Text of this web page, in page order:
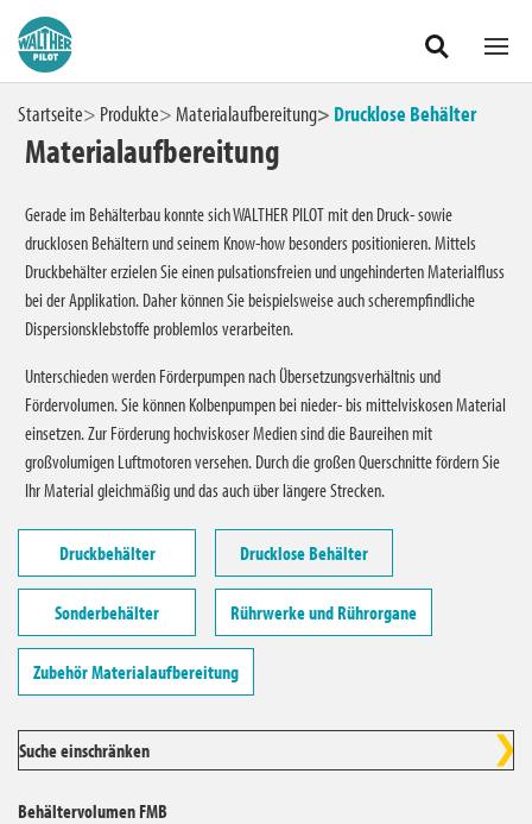
Zum Hauptinhalt springen
Heimwerker
Materialaufbereitung
Druckbehälter
Drucklose Behälter
Sonderbehälter
Rührwerke und Rührorgane
Zubehör Materialaufbereitung
Deutschland
Startseite Produkte Materialaufbereitung Drucklose Behälter
Materialaufbereitung
Gerade im Behälterbau konnte sich WALTHER PILOT mit den Druck- sowie
drucklosen Behältern und seinem Know-how besonders positionieren. Mittels
Druckbehälter erzielen Sie einen pulsationsfreien und ungehinderten Materialfluss
bei der Applikation. Daher können Sie beispielsweise auch scherempfindliche
Dispersionsklebstoffe problemlos verarbeiten.
Unterschieden werden Förderpumpen nach Übersetzungsverhältnis und
Fördervolumen. Sie können Kolbenpumpen bei nieder- bis mittelviskosen Material
einsetzen. Zur Förderung hochviskoser Medien sind die Baureihen mit
großvolumigen Luftmotoren versehen. Durch die großen Querschnitte fördern Sie
Ihr Material gleichmäßig und das auch über längere Strecken.
Druckbehälter Drucklose Behälter
Sonderbehälter Rührwerke und Rührorgane
Zubehör Materialaufbereitung
Suche einschränken
Behältervolumen FMB